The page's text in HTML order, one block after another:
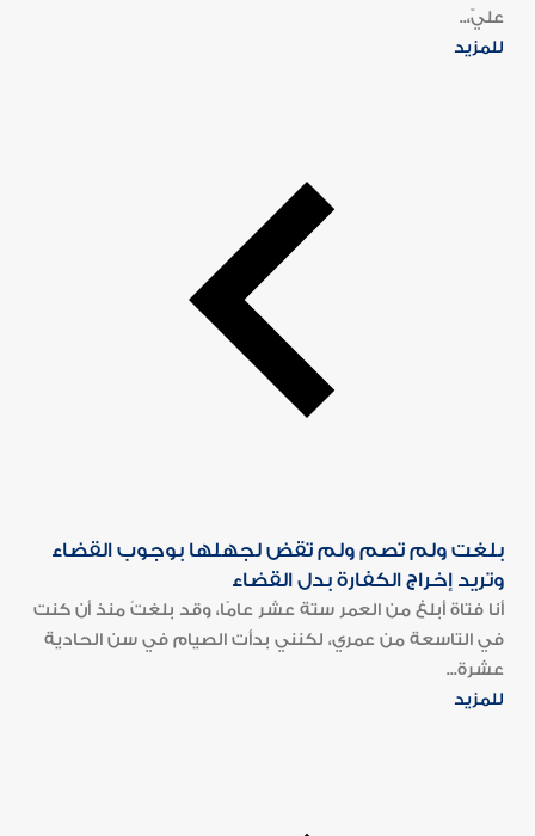
عليّ،..
للمزيد
بلغت ولم تصم ولم تقض لجهلها بوجوب القضاء
وتريد إخراج الكفارة بدل القضاء
أنا فتاة أبلغ من العمر ستة عشر عامًا، وقد بلغتُ منذ أن كنت
في التاسعة من عمري، لكنني بدأت الصيام في سن الحادية
عشرة...
للمزيد